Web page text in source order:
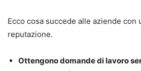
Ecco cosa succede alle aziende con
reputazione.
Ottengono domande di lavoro